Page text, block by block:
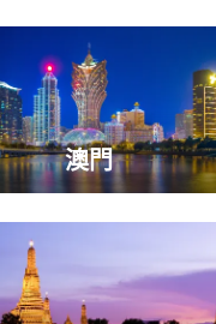
澳門